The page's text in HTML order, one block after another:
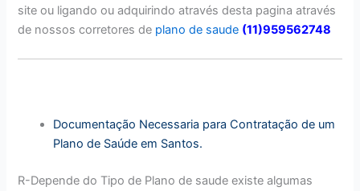
site ou ligando ou adquirindo através desta pagina através
de nossos corretores de plano de saude (11)959562748
Documentação Necessaria para Contratação de um
Plano de Saúde em Santos.
R-Depende do Tipo de Plano de saude existe algumas